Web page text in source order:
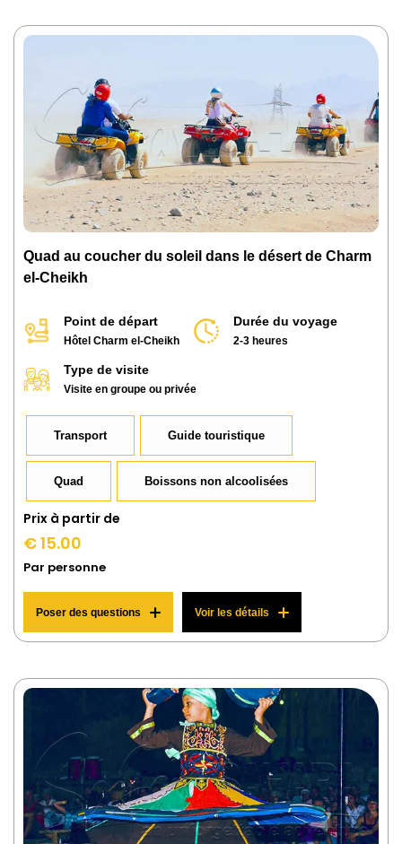
Quad au coucher du soleil dans le désert de Charm
el-Cheikh
Point de départ
Hôtel Charm el-Cheikh
Durée du voyage
2-3 heures
Type de visite
Visite en groupe ou privée
Transport Guide touristique
Quad Boissons non alcoolisées
Prix ​​à partir de
€ 15.00
Par personne
Poser des questions Voir les détails